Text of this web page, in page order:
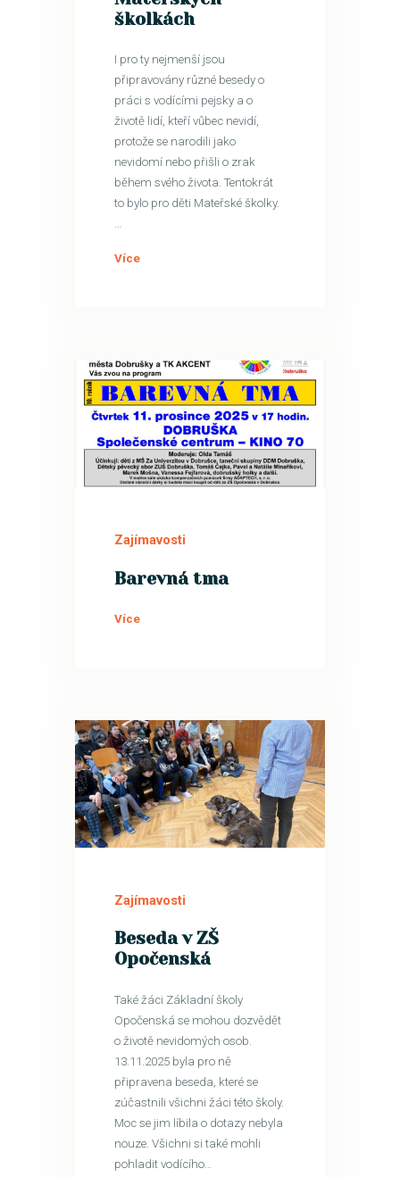
školkách
I pro ty nejmenší jsou
připravovány různé besedy o
práci s vodícími pejsky a o
životě lidí, kteří vůbec nevidí,
protože se narodili jako
nevidomí nebo přišli o zrak
během svého života. Tentokrát
to bylo pro děti Mateřské školky.
…
Více
21
Zajímavosti
Barevná tma
Více
13
Zajímavosti
Beseda v ZŠ
Opočenská
Také žáci Základní školy
Opočenská se mohou dozvědět
o životě nevidomých osob.
13.11.2025 byla pro ně
připravena beseda, které se
zúčastnili všichni žáci této školy.
Moc se jim líbila o dotazy nebyla
nouze. Všichni si také mohli
pohladit vodícího…